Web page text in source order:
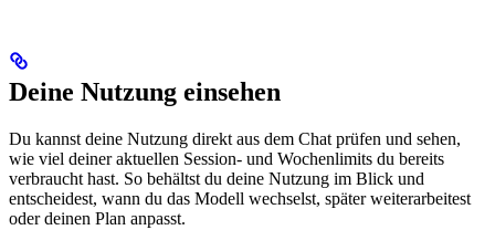
Deine Nutzung einsehen
Du kannst deine Nutzung direkt aus dem Chat prüfen und sehen,
wie viel deiner aktuellen Session- und Wochenlimits du bereits
verbraucht hast. So behältst du deine Nutzung im Blick und
entscheidest, wann du das Modell wechselst, später weiterarbeitest
oder deinen Plan anpasst.